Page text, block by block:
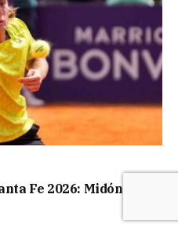
Fe 2026: Midón en la